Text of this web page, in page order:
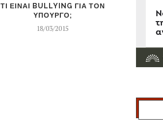
ΤΙ ΕΙΝΑΙ BULLYING ΓΙΑ ΤΟΝ
ΥΠΟΥΡΓΟ;
18/03/2015